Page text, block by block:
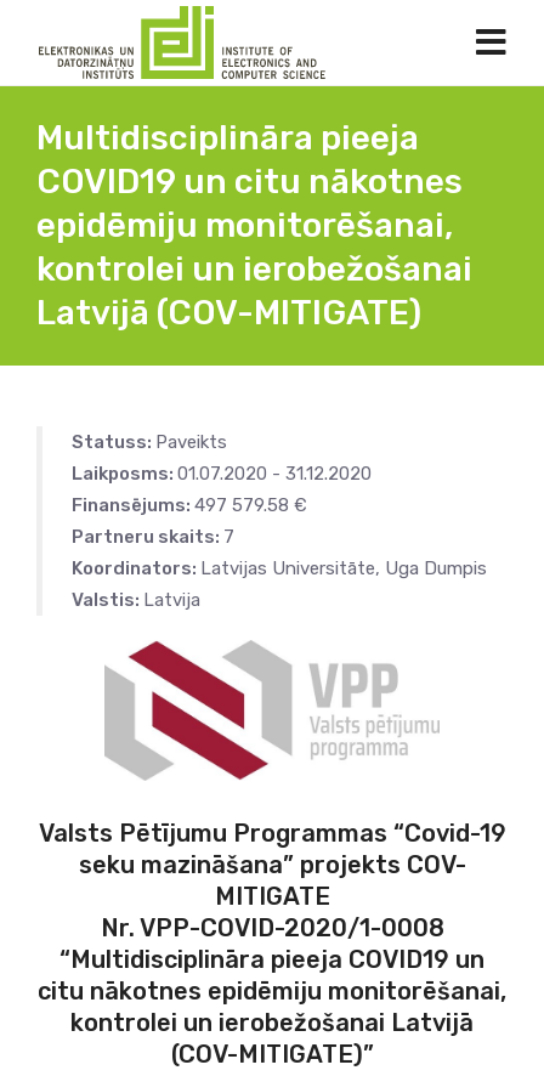
Multidisciplināra pieeja
COVID19 un citu nākotnes
epidēmiju monitorēšanai,
kontrolei un ierobežošanai
Latvijā (COV-MITIGATE)
Statuss: Paveikts
Laikposms: 01.07.2020 - 31.12.2020
Finansējums: 497 579.58 €
Partneru skaits: 7
Koordinators: Latvijas Universitāte, Uga Dumpis
Valstis: Latvija
Valsts Pētījumu Programmas “Covid-19
seku mazināšana” projekts COV-
MITIGATE
Nr. VPP-COVID-2020/1-0008
“Multidisciplināra pieeja COVID19 un
citu nākotnes epidēmiju monitorēšanai,
kontrolei un ierobežošanai Latvijā
(COV-MITIGATE)”